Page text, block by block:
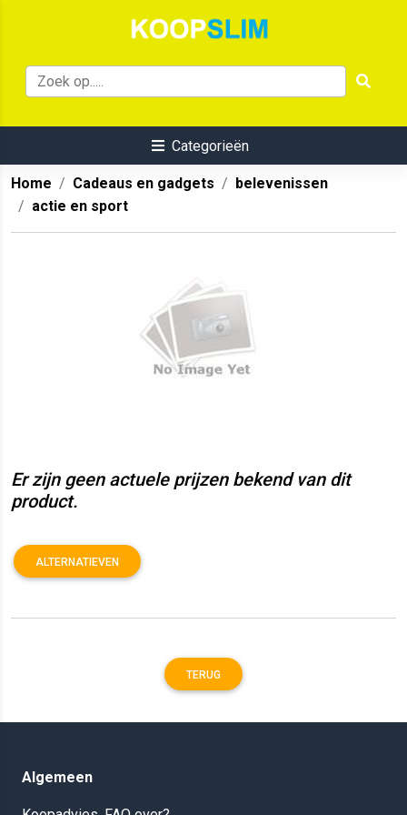
Categorieën
Home Cadeaus en gadgets
belevenissen
actie en sport
Er zijn geen actuele prijzen bekend van dit
product.
ALTERNATIEVEN
TERUG
Algemeen